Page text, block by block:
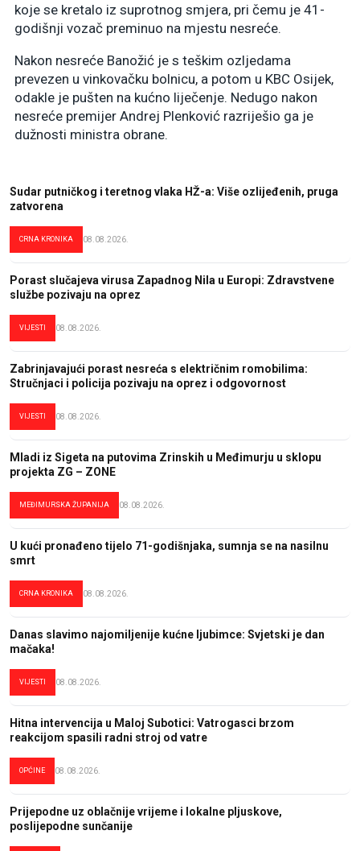
koje se kretalo iz suprotnog smjera, pri čemu je 41-
godišnji vozač preminuo na mjestu nesreće.
Nakon nesreće Banožić je s teškim ozljedama
prevezen u vinkovačku bolnicu, a potom u KBC Osijek,
odakle je pušten na kućno liječenje. Nedugo nakon
nesreće premijer Andrej Plenković razriješio ga je
dužnosti ministra obrane.
Sudar putničkog i teretnog vlaka HŽ-a: Više ozlijeđenih, pruga
zatvorena
CRNA KRONIKA 08.08.2026.
Porast slučajeva virusa Zapadnog Nila u Europi: Zdravstvene
službe pozivaju na oprez
VIJESTI 08.08.2026.
Zabrinjavajući porast nesreća s električnim romobilima:
Stručnjaci i policija pozivaju na oprez i odgovornost
VIJESTI 08.08.2026.
Mladi iz Sigeta na putovima Zrinskih u Međimurju u sklopu
projekta ZG – ZONE
MEĐIMURSKA ŽUPANIJA 08.08.2026.
U kući pronađeno tijelo 71-godišnjaka, sumnja se na nasilnu
smrt
CRNA KRONIKA 08.08.2026.
Danas slavimo najomiljenije kućne ljubimce: Svjetski je dan
mačaka!
VIJESTI 08.08.2026.
Hitna intervencija u Maloj Subotici: Vatrogasci brzom
reakcijom spasili radni stroj od vatre
OPĆINE 08.08.2026.
Prijepodne uz oblačnije vrijeme i lokalne pljuskove,
poslijepodne sunčanije